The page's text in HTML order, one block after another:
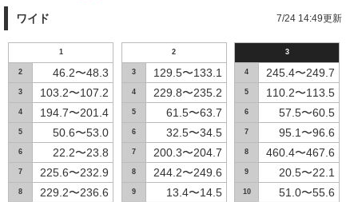
ワイド 7/24 14:49更新
1
2 46.2〜48.3
3 103.2〜107.2
4 194.7〜201.4
5 50.6〜53.0
6 22.2〜23.8
7 225.6〜232.9
8 229.2〜236.6
2
3 129.5〜133.1
4 229.8〜235.2
5 61.5〜63.7
6 32.5〜34.5
7 200.3〜204.7
8 244.2〜249.6
9 13.4〜14.5
3
4 245.4〜249.7
5 110.2〜113.5
6 57.5〜60.5
7 95.1〜96.6
8 460.4〜467.6
9 20.5〜22.1
10 51.0〜55.6